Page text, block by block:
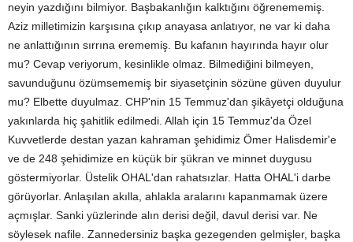
neyin yazdığını bilmiyor. Başbakanlığın kalktığını öğrenememiş.
Aziz milletimizin karşısına çıkıp anayasa anlatıyor, ne var ki daha
ne anlattığının sırrına erememiş. Bu kafanın hayırında hayır olur
mu? Cevap veriyorum, kesinlikle olmaz. Bilmediğini bilmeyen,
savunduğunu özümsememiş bir siyasetçinin sözüne güven duyulur
mu? Elbette duyulmaz. CHP'nin 15 Temmuz'dan şikâyetçi olduğuna
yakınlarda hiç şahitlik edilmedi. Allah için 15 Temmuz'da Özel
Kuvvetlerde destan yazan kahraman şehidimiz Ömer Halisdemir'e
ve de 248 şehidimize en küçük bir şükran ve minnet duygusu
göstermiyorlar. Üstelik OHAL'dan rahatsızlar. Hatta OHAL'i darbe
görüyorlar. Anlaşılan akılla, ahlakla aralarını kapanmamak üzere
açmışlar. Sanki yüzlerinde alın derisi değil, davul derisi var. Ne
söylesek nafile. Zannedersiniz başka gezegenden gelmişler, başka